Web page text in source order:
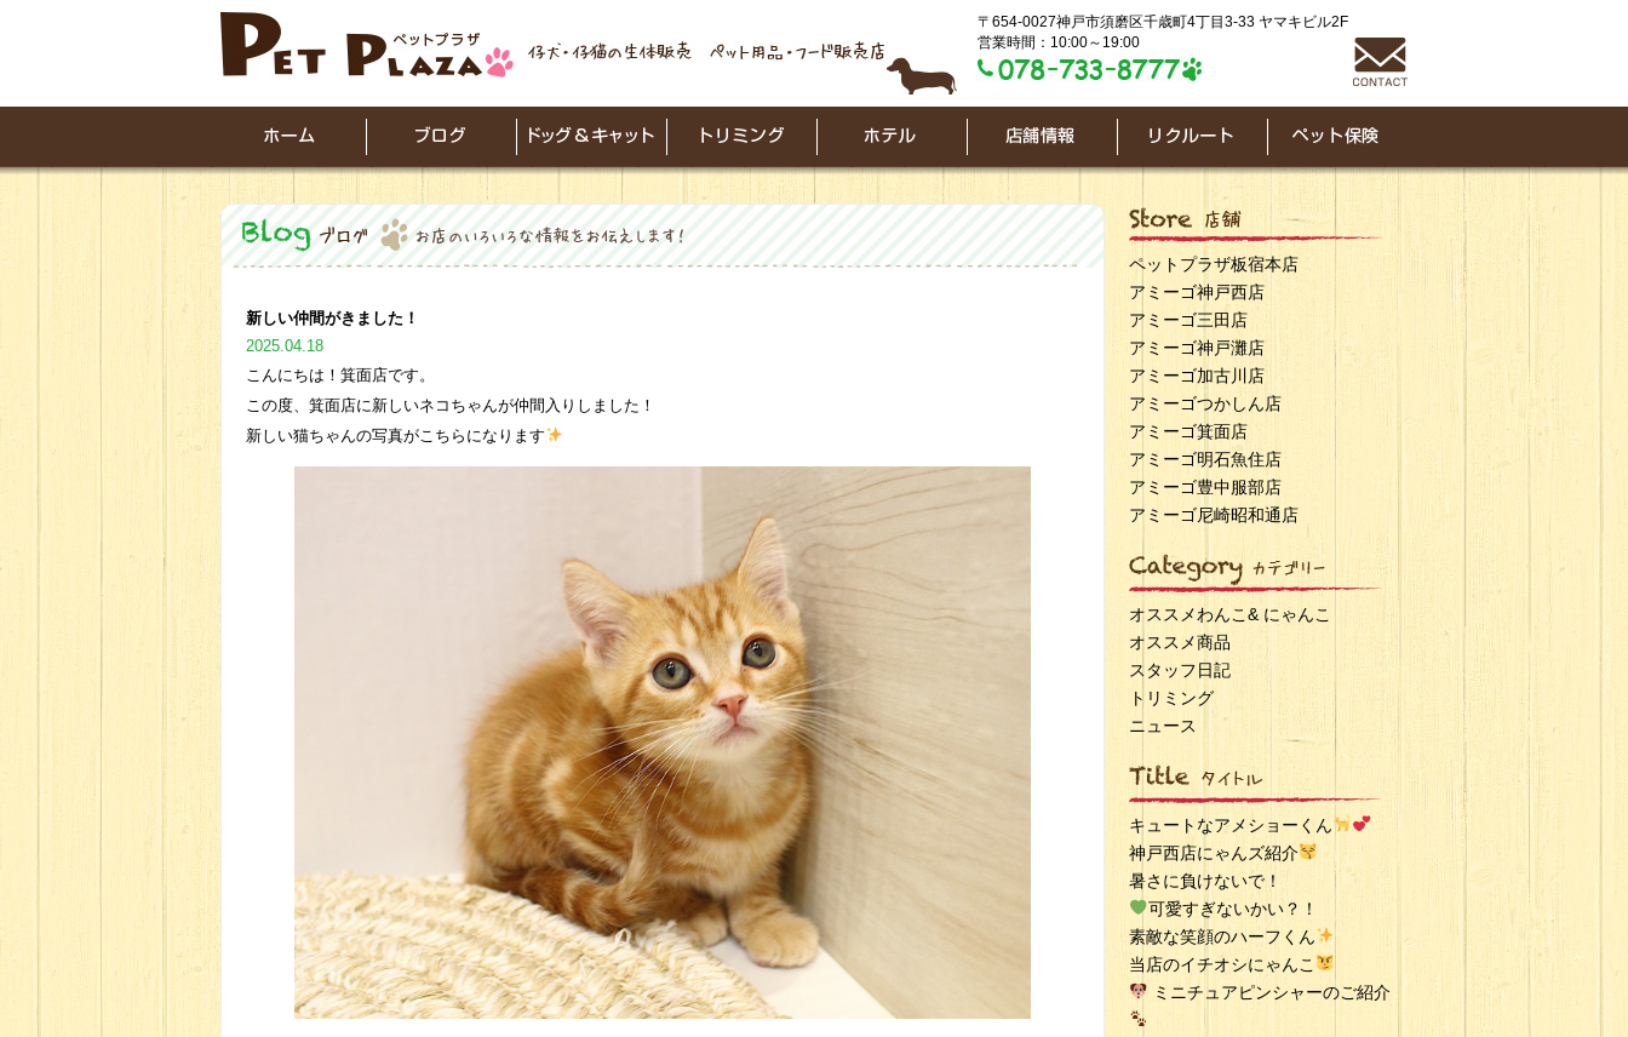
〒654-0027神戸市須磨区千歳町4丁目3-33 ヤマキビル2F
営業時間：10:00～19:00
新しい仲間がきました！
2025.04.18
こんにちは！箕面店です。
この度、箕面店に新しいネコちゃんが仲間入りしました！
新しい猫ちゃんの写真がこちらになります
ペットプラザ板宿本店
アミーゴ神戸西店
アミーゴ三田店
アミーゴ神戸灘店
アミーゴ加古川店
アミーゴつかしん店
アミーゴ箕面店
アミーゴ明石魚住店
アミーゴ豊中服部店
アミーゴ尼崎昭和通店
オススメわんこ& にゃんこ
オススメ商品
スタッフ日記
トリミング
ニュース
キュートなアメショーくん
神戸西店にゃんズ紹介
暑さに負けないで！
可愛すぎないかい？！
素敵な笑顔のハーフくん
当店のイチオシにゃんこ
ミニチュアピンシャーのご紹介